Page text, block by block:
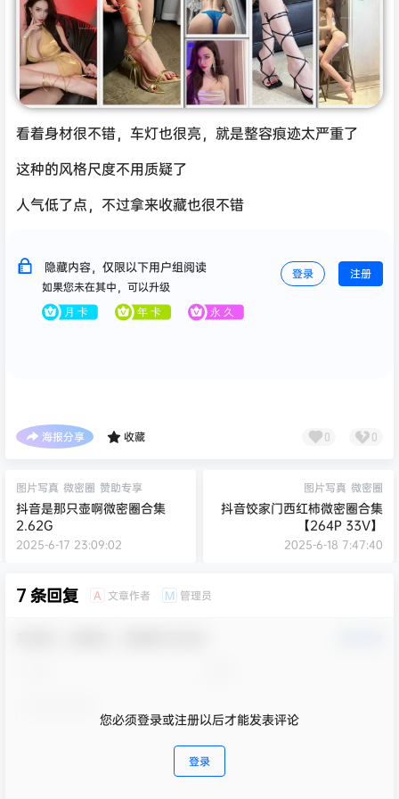
看着身材很不错，车灯也很亮，就是整容痕迹太严重了
这种的风格尺度不用质疑了
人气低了点，不过拿来收藏也很不错
隐藏内容，仅限以下用户组阅读
如果您未在其中，可以升级
登录 注册
海报分享 收藏 0 0
图片写真 微密圈 赞助专享
抖音是那只壶啊微密圈合集
2.62G
2025-6-17 23:09:02
图片写真 微密圈
抖音饺家门西红柿微密圈合集
【264P 33V】
2025-6-18 7:47:40
7 条回复 A 文章作者 M 管理员
您必须登录或注册以后才能发表评论
登录